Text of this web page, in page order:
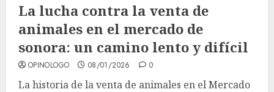
La lucha contra la venta de
animales en el mercado de
sonora: un camino lento y difícil
OPINOLOGO 08/01/2026 0
La historia de la venta de animales en el Mercado